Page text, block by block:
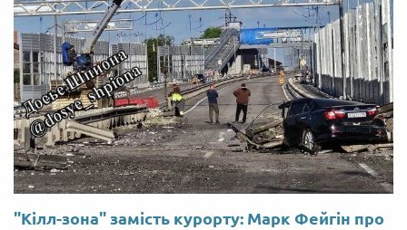
"Кілл-зона" замість курорту: Марк Фейгін про